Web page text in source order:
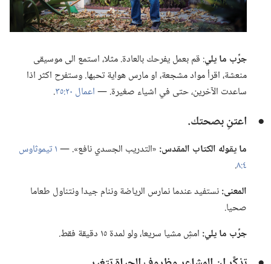
جرِّب ما يلي‏:‏ قم بعمل يفرحك بالعادة.‏ مثلا،‏ استمع الى موسيقى
منعشة،‏ اقرأ مواد مشجعة،‏ او مارس هواية تحبها.‏ وستفرح اكثر اذا
ساعدت الآخرين،‏ حتى في اشياء صغيرة.‏ —‏اعمال ٢٠:‏٣٥ ‏.‏
● اعتنِ بصحتك.‏
ما يقوله الكتاب المقدس:‏ «التدريب الجسدي نافع».‏ —‏ ١ تيموثاوس
٤:‏٨ ‏.‏
المعنى:‏نستفيد عندما نمارس الرياضة وننام جيدا ونتناول طعاما
صحيا.‏
جرِّب ما يلي:‏ امشِ مشيا سريعا،‏ ولو لمدة ١٥ دقيقة فقط.‏